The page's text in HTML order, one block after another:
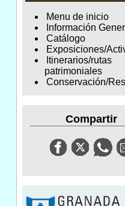
Menu de inicio
Información
Catálogo
Exposiciones/
Itinerarios/rutas
patrimoniales
Conservación/
Compartir